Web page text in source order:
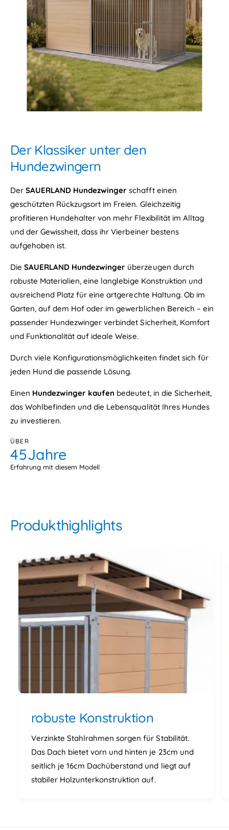
g
i
t
P
u
l
d
,
i
p
ä
g
n
r
w
n
g
e
r
m
i
l
d
c
h
,
i
m
p
ä
g
i
e
r
Der Klassiker unter den
Hundezwingern
DerSAUERLAND Hundezwingerschafft einen
geschützten Rückzugsort im Freien. Gleichzeitig
profitieren Hundehalter von mehr Flexibilität im Alltag
und der Gewissheit, dass ihr Vierbeiner bestens
aufgehoben ist.
DieSAUERLAND Hundezwinger überzeugen durch
robuste Materialien, eine langlebige Konstruktion und
ausreichend Platz für eine artgerechte Haltung. Ob im
Garten, auf dem Hof oder im gewerblichen Bereich – ein
passender Hundezwinger verbindet Sicherheit, Komfort
und Funktionalität auf ideale Weise.
Durch viele Konfigurationsmöglichkeiten findet sich für
jeden Hund die passende Lösung.
Einen Hundezwinger kaufen bedeutet, in die Sicherheit,
das Wohlbefinden und die Lebensqualität Ihres Hundes
zu investieren.
ÜBER
0
1
2
3
4
5
9
1
2
3
4
5
6
Jahre
Erfahrung mit diesem Modell
Produkthighlights
robuste Konstruktion
Verzinkte Stahlrahmen sorgen für Stabilität.
Das Dach bietet vorn und hinten je 23cm und
seitlich je 16cm Dachüberstand und liegt auf
stabiler Holzunterkonstruktion auf.